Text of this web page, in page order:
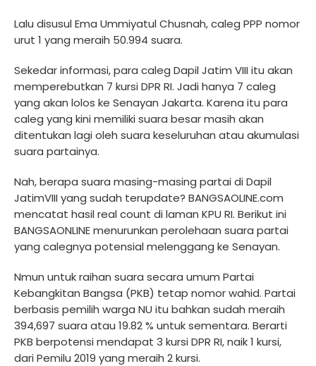
Lalu disusul Ema Ummiyatul Chusnah, caleg PPP nomor
urut 1 yang meraih 50.994 suara.
Sekedar informasi, para caleg Dapil Jatim VIII itu akan
memperebutkan 7 kursi DPR RI. Jadi hanya 7 caleg
yang akan lolos ke Senayan Jakarta. Karena itu para
caleg yang kini memiliki suara besar masih akan
ditentukan lagi oleh suara keseluruhan atau akumulasi
suara partainya.
Nah, berapa suara masing-masing partai di Dapil
JatimVIII yang sudah terupdate? BANGSAOLINE.com
mencatat hasil real count di laman KPU RI. Berikut ini
BANGSAONLINE menurunkan perolehaan suara partai
yang calegnya potensial melenggang ke Senayan.
Nmun untuk raihan suara secara umum Partai
Kebangkitan Bangsa (PKB) tetap nomor wahid. Partai
berbasis pemilih warga NU itu bahkan sudah meraih
394,697 suara atau 19.82 % untuk sementara. Berarti
PKB berpotensi mendapat 3 kursi DPR RI, naik 1 kursi,
dari Pemilu 2019 yang meraih 2 kursi.